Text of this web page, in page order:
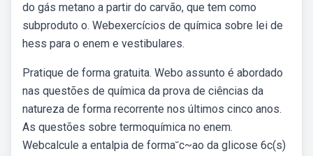
do gás metano a partir do carvão, que tem como
subproduto o. Webexercícios de química sobre lei de
hess para o enem e vestibulares.
Pratique de forma gratuita. Webo assunto é abordado
nas questões de química da prova de ciências da
natureza de forma recorrente nos últimos cinco anos.
As questões sobre termoquímica no enem.
Webcalcule a entalpia de forma˘c~ao da glicose 6c(s)